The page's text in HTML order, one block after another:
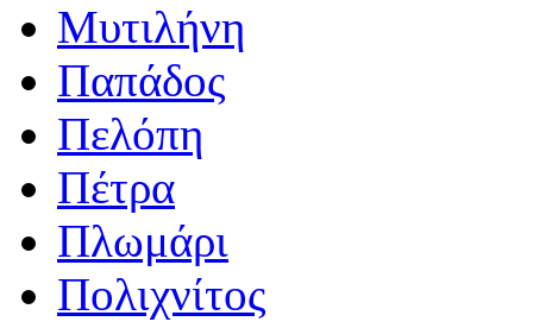
Μυτιλήνη
Παπάδος
Πελόπη
Πέτρα
Πλωμάρι
Πολιχνίτος